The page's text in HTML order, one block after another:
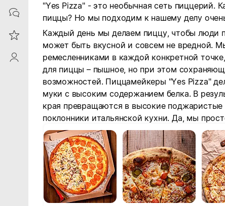
Contacts
Reviews
ProfileSaby
"Yes Pizza"- это необычная сеть пиццерий.
пиццы? Но мы подходим к нашему делу
Каждый день мы делаем пиццу, чтобы люди
может быть вкусной и совсем не вредной.
ремесленниками в каждой конкретной
для пиццы – пышное, но при этом
возможностей. Пиццамейкеры "Yes Pizza"
муки с высоким содержанием белка. В
края превращаются в высокие
поклонники итальянской кухни. Да, мы